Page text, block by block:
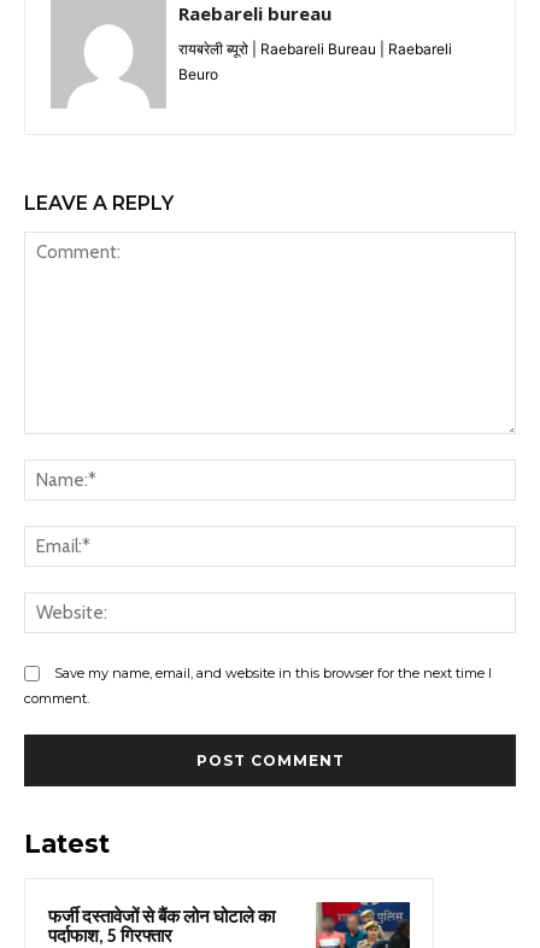
Raebareli bureau
रायबरेली ब्यूरो | Raebareli Bureau | Raebareli
Beuro
LEAVE A REPLY
Save my name, email, and website in this browser for the next time I
comment.
Latest
फर्जी दस्तावेजों से बैंक लोन घोटाले का
पर्दाफाश, 5 गिरफ्तार